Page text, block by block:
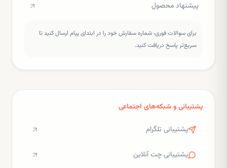
پیشنهاد محصول
برای سوالات فوری، شماره سفارش خود را در ابتدای پیام ارسال کنید تا
سریع‌تر پاسخ دریافت کنید.
پشتیبانی و شبکه‌های اجتماعی
پشتیبانی تلگرام
پشتیبانی چت آنلاین